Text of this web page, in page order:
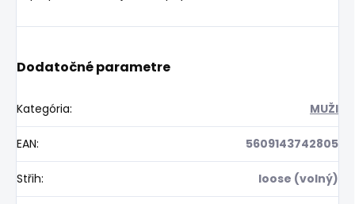
Dodatočné parametre
Kategória: MUŽI
EAN: 5609143742805
Střih: loose (volný)